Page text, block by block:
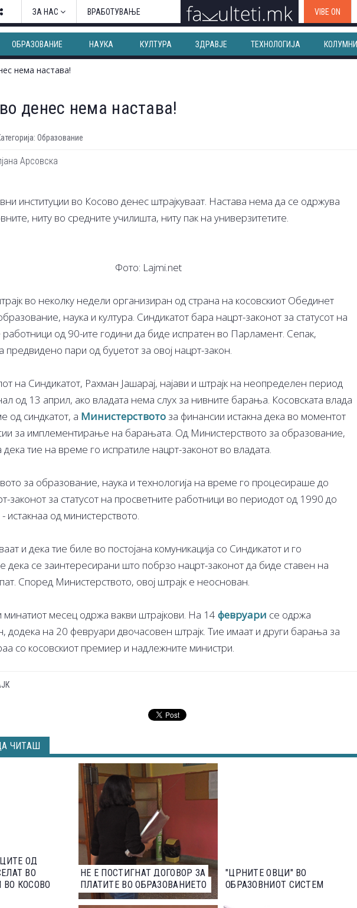
ЗА НАС ВРАБОТУВАЊЕ VIBE ON
ОБРАЗОВАНИЕ НАУКА КУЛТУРА ЗДРАВЈЕ ТЕХНОЛОГИЈА КОЛУМНИ
денес нема настава!
Образование
Арсовска
институции во Косово денес штрајкуваат. Настава нема да се одржува
ниту во средните училишта, ниту пак на универзитетите.
Фото: Lajmi.net
во неколку недели организиран од страна на косовскиот Обединет
наука и култура. Синдикатот бара нацрт-законот за статусот на
работници од 90-ите години да биде испратен во Парламент. Сепак,
предвидено пари од буџетот за овој нацрт-закон.
на Синдикатот, Рахман Јашарај, најави и штрајк на неопределен период
од 13 април, ако владата нема слух за нивните барања. Косовската влада
од синдкатот, а Министерството за финансии истакна дека во моментот
за имплементирање на барањата. Од Министерството за образование,
дека тие на време го испратиле нацрт-законот во владата.
за образование, наука и технологија на време го процесираше до
законот за статусот на просветните работници во периодот од 1990 до
истакнаа од министерството.
и дека тие биле во постојана комуникација со Синдикатот и го
дека се заинтересирани што побрзо нацрт-законот да биде ставен на
Според Министерството, овој штрајк е неоснован.
минатиот месец одржа вакви штрајкови. На 14 февруари се одржа
додека на 20 февруари двочасовен штрајк. Тие имаат и други барања за
со косовскиот премиер и надлежните министри.
ЧИТАШ
ОД
ВО
КОСОВО
НЕ Е ПОСТИГНАТ ДОГОВОР ЗА
ПЛАТИТЕ ВО ОБРАЗОВАНИЕТО
"ЦРНИТЕ ОВЦИ" ВО
ОБРАЗОВНИОТ СИСТЕМ